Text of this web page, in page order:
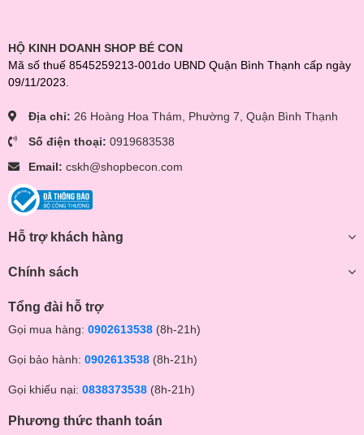
HỘ KINH DOANH SHOP BÉ CON
Mã số thuế 8545259213-001do UBND Quận Bình Thạnh cấp ngày
09/11/2023.
Địa chỉ: 26 Hoàng Hoa Thám, Phường 7, Quận Bình Thạnh
Số điện thoại: 0919683538
Email: cskh@shopbecon.com
Hỗ trợ khách hàng
Chính sách
Tổng đài hỗ trợ
Gọi mua hàng: 0902613538 (8h-21h)
Gọi bảo hành: 0902613538 (8h-21h)
Gọi khiếu nại: 0838373538 (8h-21h)
Phương thức thanh toán